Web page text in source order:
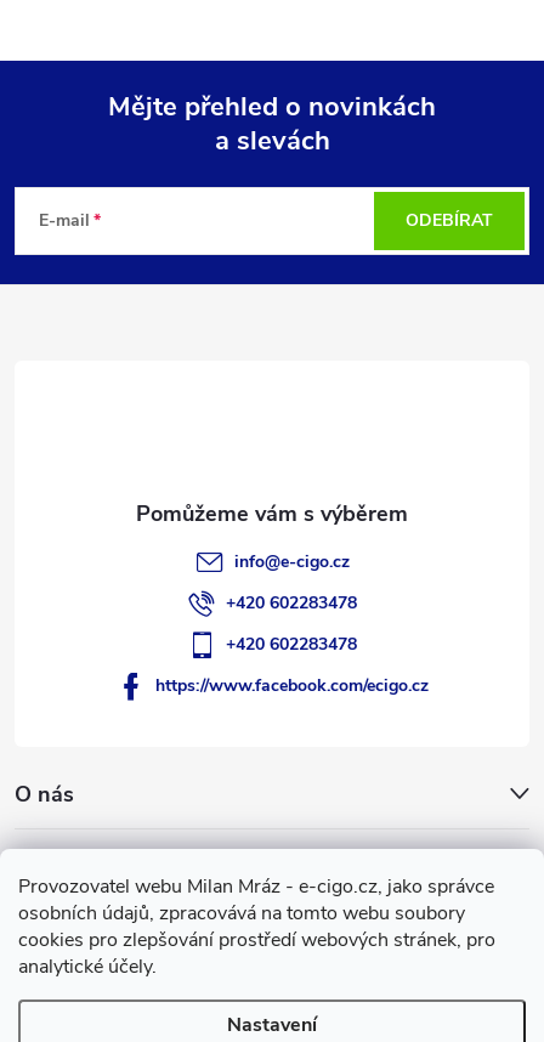
Provozovatel webu Milan Mráz - e-cigo.cz, jako správce
osobních údajů, zpracovává na tomto webu soubory
cookies pro zlepšování prostředí webových stránek, pro
analytické účely.
Nastavení
p
Mějte přehled o novinkách
a slevách
E-mail ODEBÍRAT
O nás
Facebook
info@e-cigo.cz
+420 602283478
+420 602283478
https://www.facebook.com/ecigo.cz